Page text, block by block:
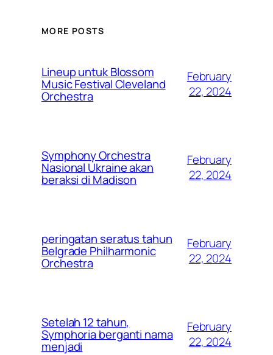
MORE POSTS
Lineup untuk Blossom
Music Festival Cleveland
Orchestra
February
22, 2024
Symphony Orchestra
Nasional Ukraine akan
beraksi di Madison
February
22, 2024
peringatan seratus tahun
Belgrade Philharmonic
Orchestra
February
22, 2024
Setelah 12 tahun,
Symphoria berganti nama
menjadi
February
22, 2024